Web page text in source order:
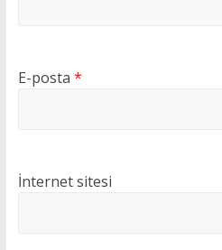
E-posta *
İnternet sitesi